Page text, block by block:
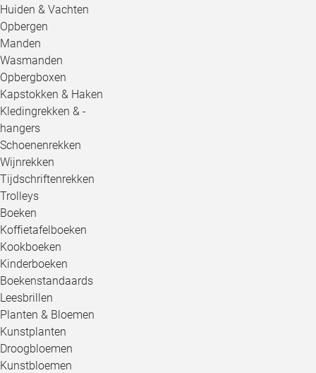
Huiden & Vachten
Opbergen
Manden
Wasmanden
Opbergboxen
Kapstokken & Haken
Kledingrekken & -
hangers
Schoenenrekken
Wijnrekken
Tijdschriftenrekken
Trolleys
Boeken
Koffietafelboeken
Kookboeken
Kinderboeken
Boekenstandaards
Leesbrillen
Planten & Bloemen
Kunstplanten
Droogbloemen
Kunstbloemen